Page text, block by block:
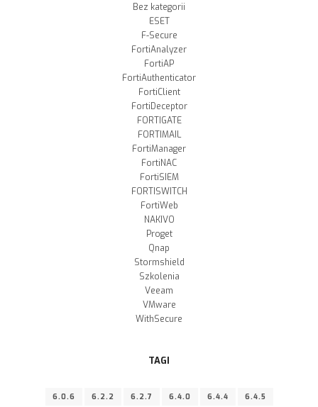
Bez kategorii
ESET
F-Secure
FortiAnalyzer
FortiAP
FortiAuthenticator
FortiClient
FortiDeceptor
FORTIGATE
FORTIMAIL
FortiManager
FortiNAC
FortiSIEM
FORTISWITCH
FortiWeb
NAKIVO
Proget
Qnap
Stormshield
Szkolenia
Veeam
VMware
WithSecure
TAGI
6.0.6 6.2.2 6.2.7 6.4.0 6.4.4 6.4.5